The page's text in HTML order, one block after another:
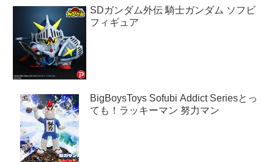
SDガンダム外伝 騎士ガンダム ソフビ
フィギュア
BigBoysToys Sofubi Addict Seriesとっ
ても！ラッキーマン 努力マン